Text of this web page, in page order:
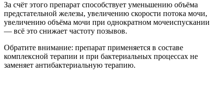
За счёт этого препарат способствует уменьшению объёма
предстательной железы, увеличению скорости потока мочи,
увеличению объёма мочи при однократном мочеиспускании
— всё это снижает частоту позывов.
Обратите внимание: препарат применяется в составе
комплексной терапии и при бактериальных процессах не
заменяет антибактериальную терапию.